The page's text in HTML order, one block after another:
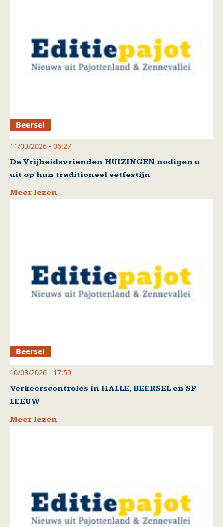
Beersel
11/03/2026 - 06:27
De Vrijheidsvrienden HUIZINGEN nodigen u
uit op hun traditioneel eetfestijn
Meer lezen
Beersel
10/03/2026 - 17:59
Verkeerscontroles in HALLE, BEERSEL en SP
LEEUW
Meer lezen